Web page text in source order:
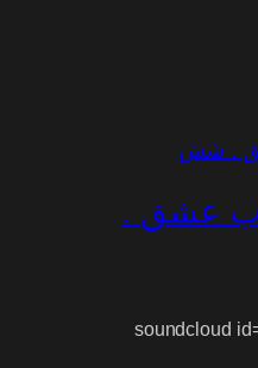
عشق .
[soundcloud